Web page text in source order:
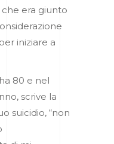
che era giunto
iniziare a
80 e nel
scrive la
suicidio, “non